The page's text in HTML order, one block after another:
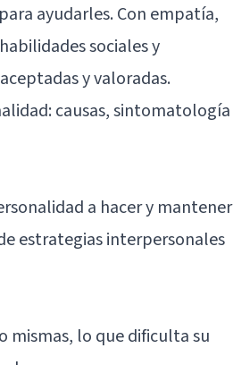
ayudarles. Con empatía,
sociales y
y valoradas.
causas, sintomatología
a hacer y mantener
estrategias interpersonales
mismas, lo que dificulta su